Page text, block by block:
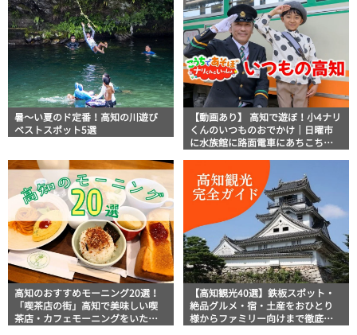
暑～い夏のド定番！高知の川遊び
ベストスポット5選
【動画あり】 高知で遊ぼ！小4ナリ
くんのいつものおでかけ｜日曜市
に水族館に路面電車にあちこち巡
高知のおすすめモーニング20選！
「喫茶店の街」高知で美味しい喫
茶店・カフェモーニングをいただ
【高知観光40選】鉄板スポット・
絶品グルメ・宿・土産をおひとり
様からファミリー向けまで徹底解